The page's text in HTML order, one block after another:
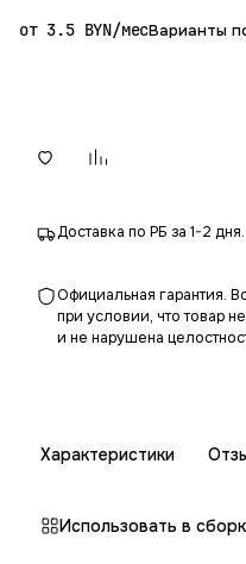
от 3.5 BYN/месВарианты
Доставка по РБ за 1-2
Официальная гарантия.
при условии, что товар
и не нарушена
Характеристики
Использовать в